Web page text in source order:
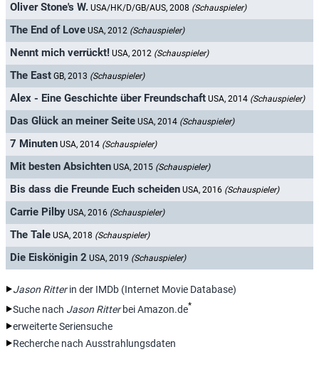
Oliver Stone's W. USA/HK/D/GB/AUS, 2008 (Schauspieler)
The End of Love USA, 2012 (Schauspieler)
Nennt mich verrückt! USA, 2012 (Schauspieler)
The East GB, 2013 (Schauspieler)
Alex - Eine Geschichte über Freundschaft USA, 2014 (Schauspieler)
Das Glück an meiner Seite USA, 2014 (Schauspieler)
7 Minuten USA, 2014 (Schauspieler)
Mit besten Absichten USA, 2015 (Schauspieler)
Bis dass die Freunde Euch scheiden USA, 2016 (Schauspieler)
Carrie Pilby USA, 2016 (Schauspieler)
The Tale USA, 2018 (Schauspieler)
Die Eiskönigin 2 USA, 2019 (Schauspieler)
Jason Ritterin der IMDb (Internet Movie Database)
Suche nach Jason Ritterbei Amazon.de*
erweiterte Seriensuche
Recherche nach Ausstrahlungsdaten